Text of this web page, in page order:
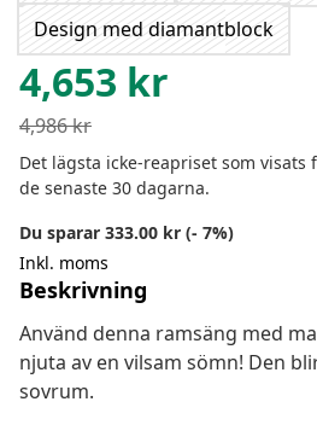
Design med diamantblock
4,653 kr
4,986kr
Det lägsta icke-reapriset som visats
de senaste 30 dagarna.
Du sparar 333.00 kr (- 7%)
Inkl. moms
Beskrivning
Använd denna ramsäng med
njuta av en vilsam sömn! Den
sovrum.